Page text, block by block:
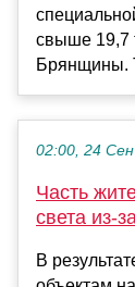
свыше 19,7
Брянщины.
02:00, 24 Сен
Часть
света из-
В